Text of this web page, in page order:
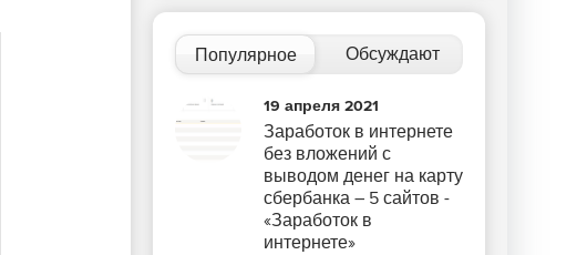
Популярное Обсуждают
19 апреля 2021
Заработок в интернете
без вложений с
выводом денег на карту
сбербанка – 5 сайтов -
«Заработок в
интернете»